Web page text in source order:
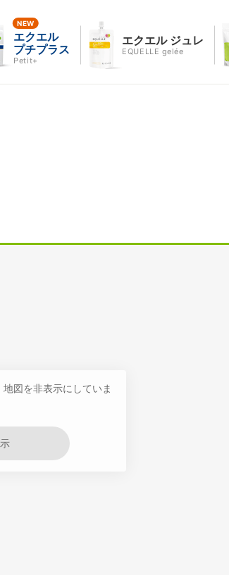
エクエル
プチプラス
Petit+
エクエル ジュレ
EQUELLE gelée
図を非表示にしていま